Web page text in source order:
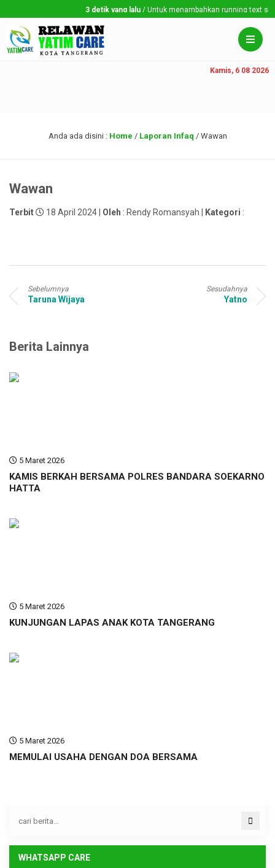
3 detik yang lalu / Untuk menambahkan running text
Kamis, 6 08 2026
Anda ada disini : Home / Laporan Infaq / Wawan
Wawan
Terbit 18 April 2024 | Oleh : Rendy Romansyah | Kategori :
Sebelumnya
Taruna Wijaya
Sesudahnya
Yatno
Berita Lainnya
5 Maret 2026
KAMIS BERKAH BERSAMA POLRES BANDARA SOEKARNO
HATTA
5 Maret 2026
KUNJUNGAN LAPAS ANAK KOTA TANGERANG
5 Maret 2026
MEMULAI USAHA DENGAN DOA BERSAMA
WHATSAPP CARE